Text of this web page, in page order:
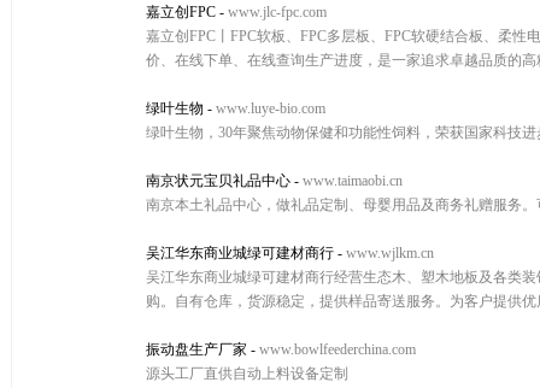
嘉立创FPC - www.jlc-fpc.com
嘉立创FPC丨FPC软板、FPC多层板、FPC软硬结合板、柔
价、在线下单、在线查询生产进度，是一家追求卓越品质的
绿叶生物 - www.luye-bio.com
绿叶生物，30年聚焦动物保健和功能性饲料，荣获国家科技
南京状元宝贝礼品中心 - www.taimaobi.cn
南京本土礼品中心，做礼品定制、母婴用品及商务礼赠服务
吴江华东商业城绿可建材商行 - www.wjlkm.cn
吴江华东商业城绿可建材商行经营生态木、塑木地板及各类
购。自有仓库，货源稳定，提供样品寄送服务。为客户提供
振动盘生产厂家 - www.bowlfeederchina.com
源头工厂直供自动上料设备定制